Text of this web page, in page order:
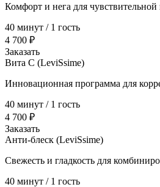
Комфорт и нега для
40 минут / 1 гость
4 700 ₽
Заказать
Вита С (LeviSsime)
Инновационная программа для
40 минут / 1 гость
4 700 ₽
Заказать
Анти-блеск (LeviSsime)
Свежесть и гладкость для
40 минут / 1 гость